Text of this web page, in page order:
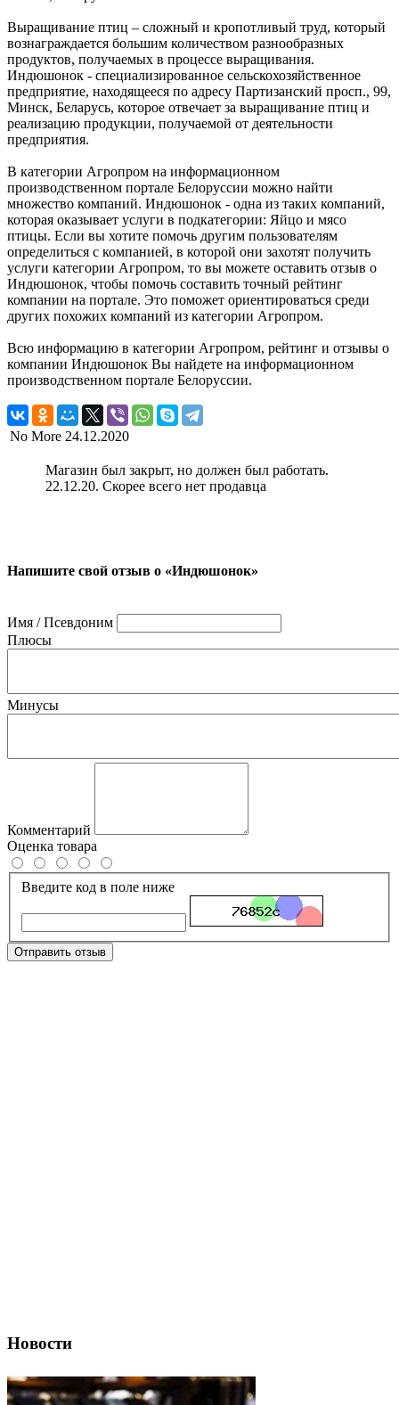
Выращивание птиц – сложный и кропотливый труд, который
вознаграждается большим количеством разнообразных
продуктов, получаемых в процессе выращивания.
Индюшонок - специализированное сельскохозяйственное
предприятие, находящееся по адресу Партизанский просп., 99,
Минск, Беларусь, которое отвечает за выращивание птиц и
реализацию продукции, получаемой от деятельности
предприятия.
В категории Агропром на информационном
производственном портале Белоруссии можно найти
множество компаний. Индюшонок - одна из таких компаний,
которая оказывает услуги в подкатегории: Яйцо и мясо
птицы. Если вы хотите помочь другим пользователям
определиться с компанией, в которой они захотят получить
услуги категории Агропром, то вы можете оставить отзыв о
Индюшонок, чтобы помочь составить точный рейтинг
компании на портале. Это поможет ориентироваться среди
других похожих компаний из категории Агропром.
Всю информацию в категории Агропром, рейтинг и отзывы о
компании Индюшонок Вы найдете на информационном
производственном портале Белоруссии.
No More 24.12.2020
Магазин был закрыт, но должен был работать.
22.12.20. Скорее всего нет продавца
Напишите свой отзыв о «Индюшонок»
Имя / Псевдоним
Плюсы
Минусы
Комментарий
Оценка товара
Введите код в поле ниже
Отправить отзыв
Новости